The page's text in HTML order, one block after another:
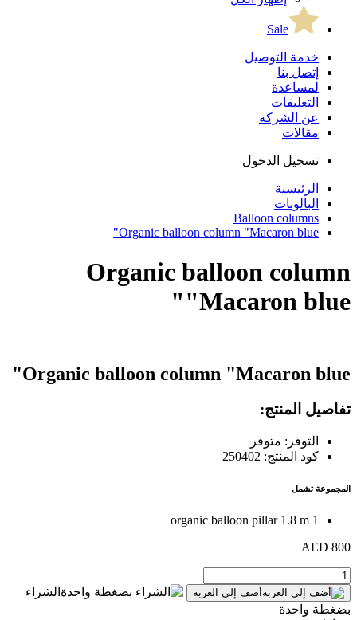
Sale
خدمة التوصيل
إتصل بنا
لمساعدة
التعليقات
عن الشركة
مقالات
تسجيل الدخول
الرئيسية
البالونات
Balloon columns
Organic balloon column "Macaron blue"
Organic balloon column
"Macaron blue"
Organic balloon column "Macaron blue"
تفاصيل المنتج:
التوفر: متوفر
كود المنتج: 250402
المجموعة تشمل
1 organic balloon pillar 1.8 m
800 AED
أضف إلي العربة
الشراء
بضغطة واحدة